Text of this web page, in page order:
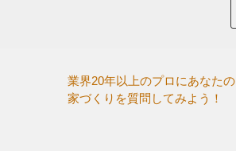
業界20年以上のプロにあなたの
家づくりを質問してみよう！